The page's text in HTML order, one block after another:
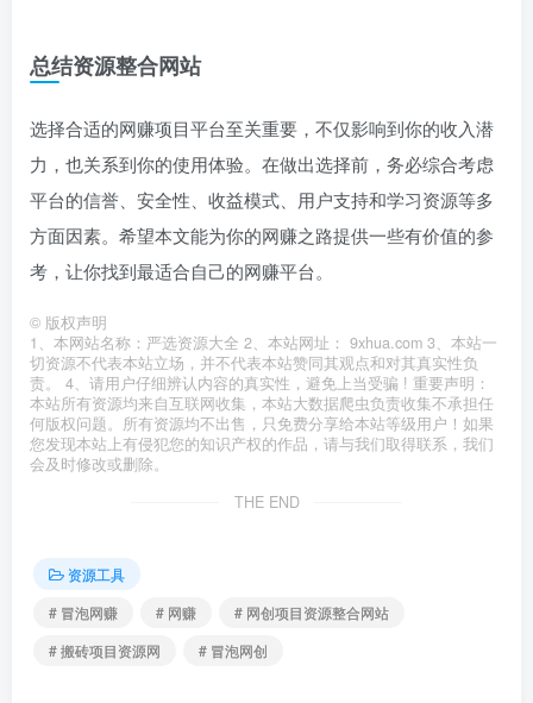
总结资源整合网站
选择合适的网赚项目平台至关重要，不仅影响到你的收入潜
力，也关系到你的使用体验。在做出选择前，务必综合考虑
平台的信誉、安全性、收益模式、用户支持和学习资源等多
方面因素。希望本文能为你的网赚之路提供一些有价值的参
考，让你找到最适合自己的网赚平台。
© 版权声明
1、本网站名称：严选资源大全 2、本站网址： 9xhua.com 3、本站一
切资源不代表本站立场，并不代表本站赞同其观点和对其真实性负
责。 4、请用户仔细辨认内容的真实性，避免上当受骗 ! 重要声明：
本站所有资源均来自互联网收集，本站大数据爬虫负责收集不承担任
何版权问题。所有资源均不出售，只免费分享给本站等级用户！如果
您发现本站上有侵犯您的知识产权的作品，请与我们取得联系，我们
会及时修改或删除。
THE END
资源工具
# 冒泡网赚
# 网赚
# 网创项目资源整合网站
# 搬砖项目资源网
# 冒泡网创